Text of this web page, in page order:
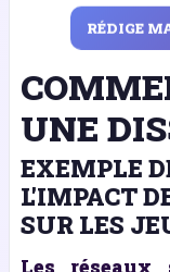
RÉDIGE
UNE
EXEMPLE
L'IMPACT
SUR LES